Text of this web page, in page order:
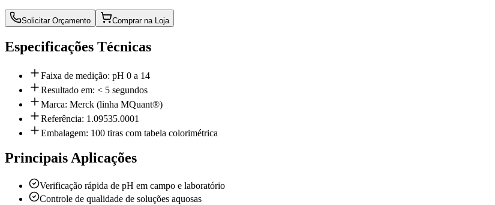
Solicitar Orçamento Comprar na Loja
Especificações Técnicas
Faixa de medição: pH 0 a 14
Resultado em: < 5 segundos
Marca: Merck (linha MQuant®)
Referência: 1.09535.0001
Embalagem: 100 tiras com tabela colorimétrica
Principais Aplicações
Verificação rápida de pH em campo e laboratório
Controle de qualidade de soluções aquosas